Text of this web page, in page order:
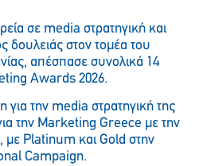
σε media στρατηγική και
δουλειάς στον τομέα του
απέσπασε συνολικά 14
Awards 2026.
για την media στρατηγική της
την Marketing Greece με την
με Platinum και Gold στην
Campaign.